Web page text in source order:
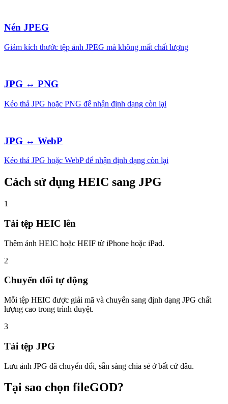
Nén JPEG
Giảm kích thước tệp ảnh JPEG mà không mất chất lượng
JPG ↔ PNG
Kéo thả JPG hoặc PNG để nhận định dạng còn lại
JPG ↔ WebP
Kéo thả JPG hoặc WebP để nhận định dạng còn lại
Cách sử dụng HEIC sang JPG
1
Tải tệp HEIC lên
Thêm ảnh HEIC hoặc HEIF từ iPhone hoặc iPad.
2
Chuyển đổi tự động
Mỗi tệp HEIC được giải mã và chuyển sang định dạng JPG chất
lượng cao trong trình duyệt.
3
Tải tệp JPG
Lưu ảnh JPG đã chuyển đổi, sẵn sàng chia sẻ ở bất cứ đâu.
Tại sao chọn fileGOD?